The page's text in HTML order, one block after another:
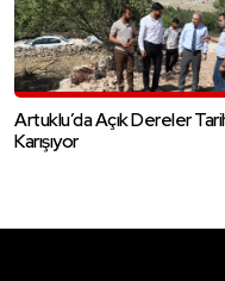
Artuklu’da Açık Dereler
Karışıyor